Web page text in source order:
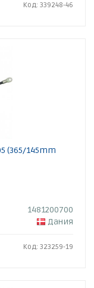
Код: 339248-46
(365/145mm
1481200700
Дания
Код: 323259-19